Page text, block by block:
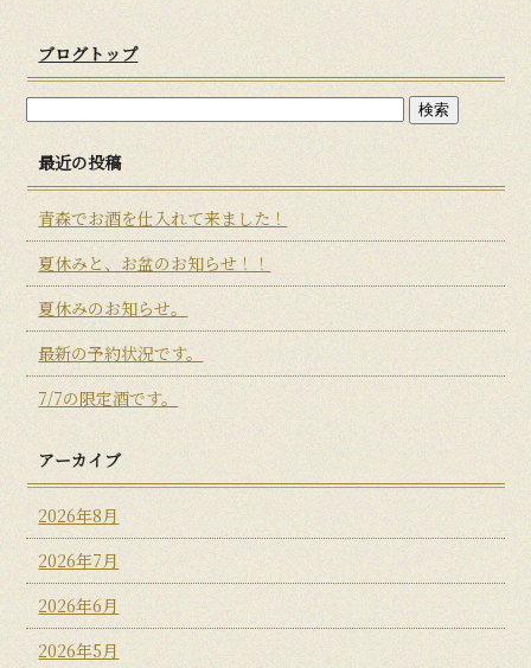
ブログトップ
最近の投稿
青森でお酒を仕入れて来ました！
夏休みと、お盆のお知らせ！！
夏休みのお知らせ。
最新の予約状況です。
7/7の限定酒です。
アーカイブ
2026年8月
2026年7月
2026年6月
2026年5月